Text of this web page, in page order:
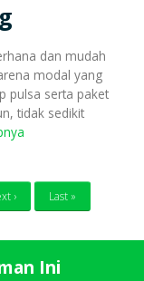
dan mudah
modal yang
pulsa serta paket
tidak sedikit
› Last »
Ini